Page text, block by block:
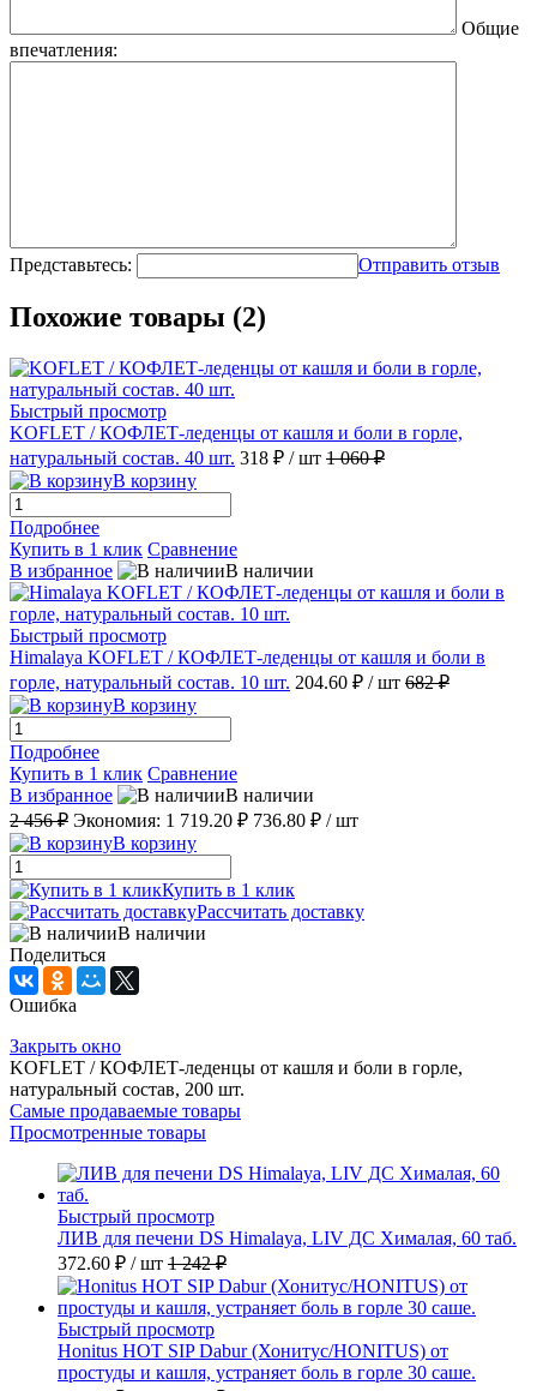
Общие
впечатления:
Представьтесь: Отправить отзыв
Похожие товары (2)
Быстрый просмотр
KOFLET / КОФЛЕТ-леденцы от кашля и боли в горле,
натуральный состав. 40 шт. 318 ₽ / шт 1 060 ₽
В корзину
Подробнее
Купить в 1 клик Сравнение
В избранное
В наличии
Быстрый просмотр
Himalaya KOFLET / КОФЛЕТ-леденцы от кашля и боли в
горле, натуральный состав. 10 шт. 204.60 ₽ / шт 682 ₽
В корзину
Подробнее
Купить в 1 клик Сравнение
В избранное
В наличии
2 456 ₽ Экономия: 1 719.20 ₽ 736.80 ₽ / шт
В корзину
Купить в 1 клик
Рассчитать доставку
В наличии
Поделиться
Ошибка
Закрыть окно
KOFLET / КОФЛЕТ-леденцы от кашля и боли в горле,
натуральный состав, 200 шт.
Самые продаваемые товары
Просмотренные товары
Быстрый просмотр
ЛИВ для печени DS Himalaya, LIV ДС Хималая, 60 таб.
372.60 ₽ / шт 1 242 ₽
Быстрый просмотр
Honitus HOT SIP Dabur (Хонитус/HONITUS) от
простуды и кашля, устраняет боль в горле 30 саше.